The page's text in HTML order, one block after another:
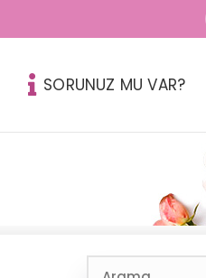
SORUNUZ MU VAR?